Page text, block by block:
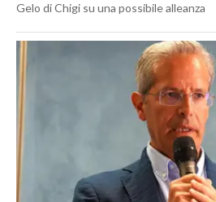
Gelo di Chigi su una possibile alleanza